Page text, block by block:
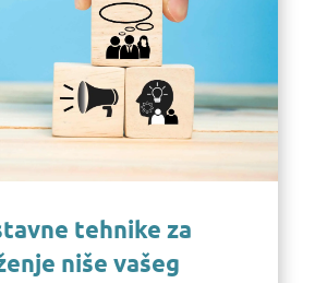
tehnike za
niše vašeg